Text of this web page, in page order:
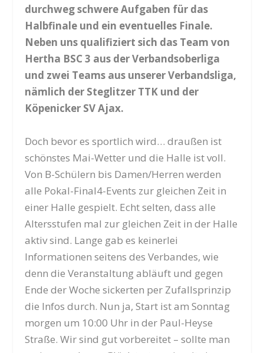
durchweg schwere Aufgaben für das
Halbfinale und ein eventuelles Finale.
Neben uns qualifiziert sich das Team von
Hertha BSC 3 aus der Verbandsoberliga
und zwei Teams aus unserer Verbandsliga,
nämlich der Steglitzer TTK und der
Köpenicker SV Ajax.
Doch bevor es sportlich wird… draußen ist
schönstes Mai-Wetter und die Halle ist voll.
Von B-Schülern bis Damen/Herren werden
alle Pokal-Final4-Events zur gleichen Zeit in
einer Halle gespielt. Echt selten, dass alle
Altersstufen mal zur gleichen Zeit in der Halle
aktiv sind. Lange gab es keinerlei
Informationen seitens des Verbandes, wie
denn die Veranstaltung abläuft und gegen
Ende der Woche sickerten per Zufallsprinzip
die Infos durch. Nun ja, Start ist am Sonntag
morgen um 10:00 Uhr in der Paul-Heyse
Straße. Wir sind gut vorbereitet – sollte man